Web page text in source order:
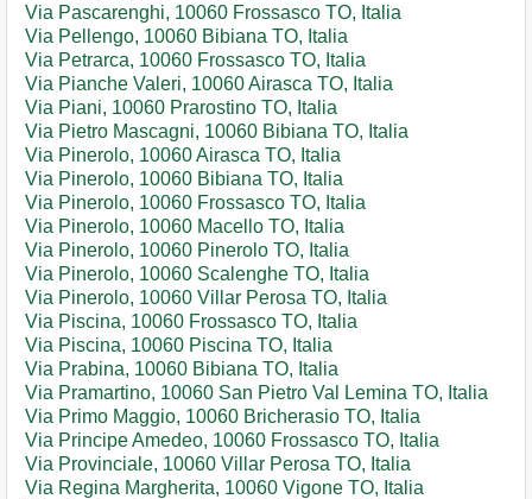
Via Pascarenghi, 10060 Frossasco TO, Italia
Via Pellengo, 10060 Bibiana TO, Italia
Via Petrarca, 10060 Frossasco TO, Italia
Via Pianche Valeri, 10060 Airasca TO, Italia
Via Piani, 10060 Prarostino TO, Italia
Via Pietro Mascagni, 10060 Bibiana TO, Italia
Via Pinerolo, 10060 Airasca TO, Italia
Via Pinerolo, 10060 Bibiana TO, Italia
Via Pinerolo, 10060 Frossasco TO, Italia
Via Pinerolo, 10060 Macello TO, Italia
Via Pinerolo, 10060 Pinerolo TO, Italia
Via Pinerolo, 10060 Scalenghe TO, Italia
Via Pinerolo, 10060 Villar Perosa TO, Italia
Via Piscina, 10060 Frossasco TO, Italia
Via Piscina, 10060 Piscina TO, Italia
Via Prabina, 10060 Bibiana TO, Italia
Via Pramartino, 10060 San Pietro Val Lemina TO, Italia
Via Primo Maggio, 10060 Bricherasio TO, Italia
Via Principe Amedeo, 10060 Frossasco TO, Italia
Via Provinciale, 10060 Villar Perosa TO, Italia
Via Regina Margherita, 10060 Vigone TO, Italia